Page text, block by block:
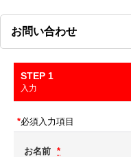
お問い合わせ
STEP 1
入力
*必須入力項目
お名前 *